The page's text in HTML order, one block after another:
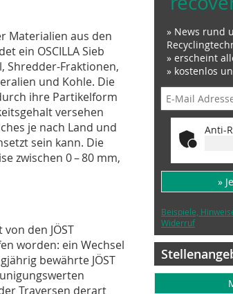
Materialien aus den
ein OSCILLA Sieb
Shredder-Fraktionen,
und Kohle. Die
ihre Partikelform
versehen
je nach Land und
sein kann. Die
zwischen 0 – 80 mm,
den JÖST
worden: ein Wechsel
bewährte JÖST
Traversen derart
» News rund
» erscheint
» kostenlos
Anti-
»
Beispiele,
Widerruf